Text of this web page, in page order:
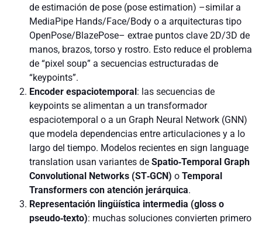
de estimación de pose (pose estimation) –similar a
MediaPipe Hands/Face/Body o a arquitecturas tipo
OpenPose/BlazePose– extrae puntos clave 2D/3D de
manos, brazos, torso y rostro. Esto reduce el problema
de “pixel soup” a secuencias estructuradas de
“keypoints”.
Encoder espaciotemporal : las secuencias de
keypoints se alimentan a un transformador
espaciotemporal o a un Graph Neural Network (GNN)
que modela dependencias entre articulaciones y a lo
largo del tiempo. Modelos recientes en sign language
translation usan variantes de Spatio‑Temporal Graph
Convolutional Networks (ST‑GCN) o Temporal
Transformers con atención jerárquica.
Representación lingüística intermedia (gloss o
pseudo‑texto): muchas soluciones convierten primero